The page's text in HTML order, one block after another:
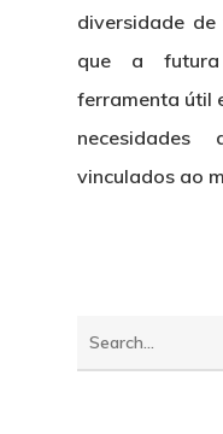
diversidade
que a futura
ferramenta útil
vinculados ao